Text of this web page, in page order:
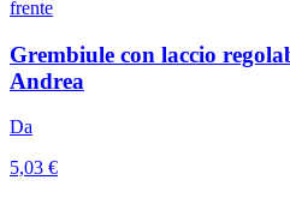
Grembiule con laccio
Andrea
Da
5,03 €